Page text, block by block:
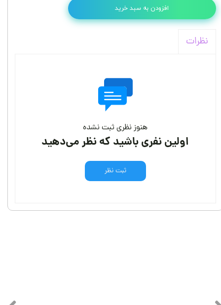
افزودن به سبد خرید
نظرات
هنوز نظری ثبت نشده
اولین نفری باشید که نظر می‌دهید
ثبت نظر